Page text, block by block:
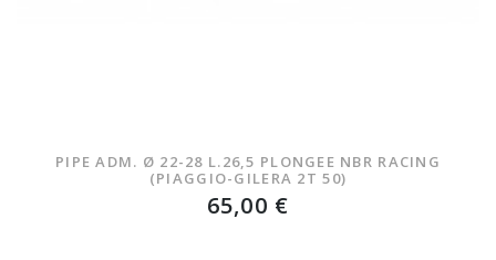
PIPE ADM. Ø 22-28 L.26,5 PLONGEE NBR RACING
(PIAGGIO-GILERA 2T 50)
65,00 €